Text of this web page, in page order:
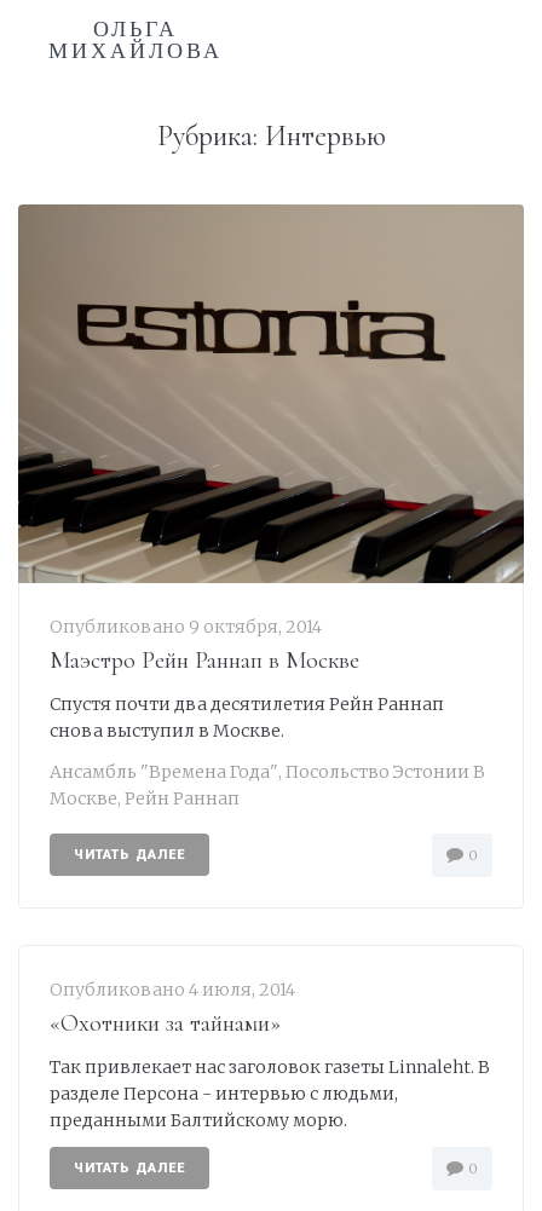
ОЛЬГА
МИХАЙЛОВА
Рубрика: Интервью
Опубликовано 9 октября, 2014
Маэстро Рейн Раннап в Москве
Спустя почти два десятилетия Рейн Раннап
снова выступил в Москве.
Ансамбль "Времена Года", Посольство Эстонии В
Москве, Рейн Раннап
ЧИТАТЬ ДАЛЕЕ 0
Опубликовано 4 июля, 2014
«Охотники за тайнами»
Так привлекает нас заголовок газеты Linnaleht. В
разделе Персона - интервью с людьми,
преданными Балтийскому морю.
ЧИТАТЬ ДАЛЕЕ 0